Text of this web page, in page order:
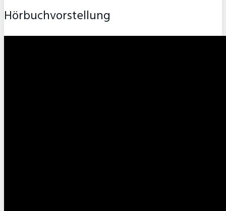
Hörbuchvorstellung